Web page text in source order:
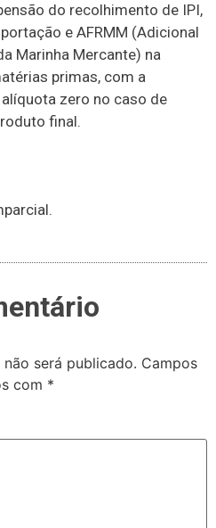
do recolhimento de IPI,
e AFRMM (Adicional
Marinha Mercante) na
primas, com a
zero no caso de
final.
será publicado. Campos
com *